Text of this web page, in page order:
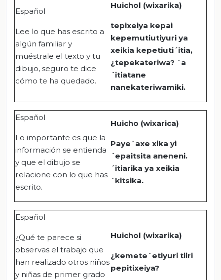
Español
Lee lo que has escrito a
algún familiar y
muéstrale el texto y tu
dibujo, seguro te dice
cómo te ha quedado.
Huichol (wixarika)
tepixeiya kepai
kepemutiutiyuri ya
xeikia kepetiuti´itia,
¿tepekateriwa? ´a
´itiatane
nanekateriwamiki.
Español
Lo importante es que la
información se entienda
y que el dibujo se
relacione con lo que has
escrito.
Huicho (wixarica)
Paye´axe xika yi
´epaitsita aneneni.
´itiarika ya xeikia
´kitsika.
Español
¿Qué te parece si
observas el trabajo que
han realizado otros niños
y niñas de primer grado
Huichol (wixarika)
¿kemete´etiyuri tiiri
pepitixeiya?